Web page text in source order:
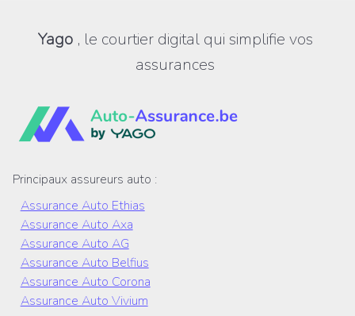
Yago , le courtier digital qui simplifie vos
assurances
Principaux assureurs auto :
Assurance Auto Ethias
Assurance Auto Axa
Assurance Auto AG
Assurance Auto Belfius
Assurance Auto Corona
Assurance Auto Vivium